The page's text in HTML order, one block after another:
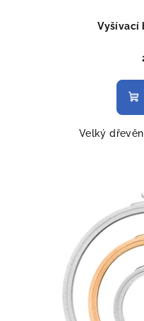
Vyšívací
Velký